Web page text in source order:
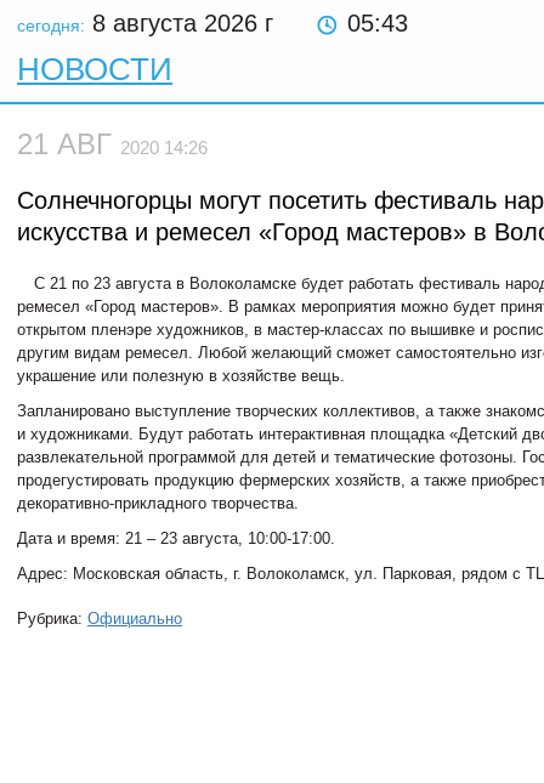
сегодня: 8 августа 2026 г 05:43
НОВОСТИ
21 АВГ 2020 14:26
Солнечногорцы могут посетить фестиваль
искусства и ремесел «Город мастеров» в
С 21 по 23 августа в Волоколамске будет работать фестиваль
ремесел «Город мастеров». В рамках мероприятия можно будет
открытом пленэре художников, в мастер-классах по вышивке и
другим видам ремесел. Любой желающий сможет самостоятельно
украшение или полезную в хозяйстве вещь.
Запланировано выступление творческих коллективов, а также
и художниками. Будут работать интерактивная площадка «Детский
развлекательной программой для детей и тематические фотозоны.
продегустировать продукцию фермерских хозяйств, а также
декоративно-прикладного творчества.
Дата и время: 21 – 23 августа, 10:00-17:00.
Адрес: Московская область, г. Волоколамск, ул. Парковая, рядом с
Рубрика: Официально